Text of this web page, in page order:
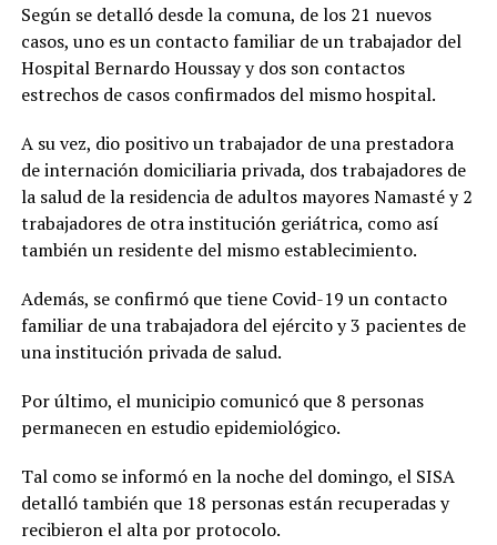
Según se detalló desde la comuna, de los 21 nuevos
casos, uno es un contacto familiar de un trabajador del
Hospital Bernardo Houssay y dos son contactos
estrechos de casos confirmados del mismo hospital.
A su vez, dio positivo un trabajador de una prestadora
de internación domiciliaria privada, dos trabajadores de
la salud de la residencia de adultos mayores Namasté y 2
trabajadores de otra institución geriátrica, como así
también un residente del mismo establecimiento.
Además, se confirmó que tiene Covid-19 un contacto
familiar de una trabajadora del ejército y 3 pacientes de
una institución privada de salud.
Por último, el municipio comunicó que 8 personas
permanecen en estudio epidemiológico.
Tal como se informó en la noche del domingo, el SISA
detalló también que 18 personas están recuperadas y
recibieron el alta por protocolo.